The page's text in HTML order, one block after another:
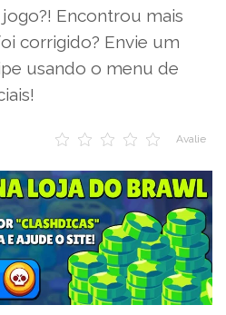
Encontrou mais
corrigido? Envie um
usando o menu de
Avalie